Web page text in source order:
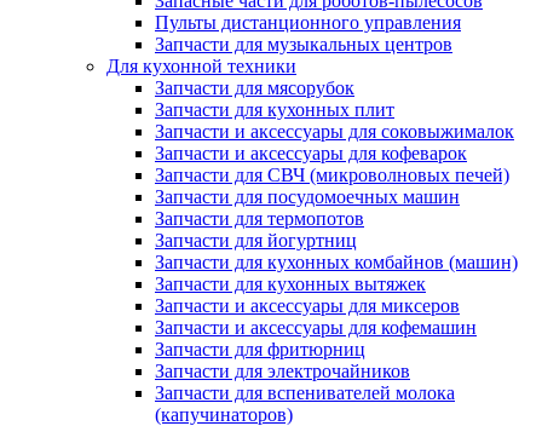
Пульты дистанционного управления
Запчасти для музыкальных центров
Для кухонной техники
Запчасти для мясорубок
Запчасти для кухонных плит
Запчасти и аксессуары для соковыжималок
Запчасти и аксессуары для кофеварок
Запчасти для СВЧ (микроволновых печей)
Запчасти для посудомоечных машин
Запчасти для термопотов
Запчасти для йогуртниц
Запчасти для кухонных комбайнов (машин)
Запчасти для кухонных вытяжек
Запчасти и аксессуары для миксеров
Запчасти и аксессуары для кофемашин
Запчасти для фритюрниц
Запчасти для электрочайников
Запчасти для вспенивателей молока
(капучинаторов)